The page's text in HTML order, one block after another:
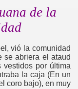
de la
vió la comunidad
se abriera el ataud
por última
la caja (En un
coro bajo), en muy